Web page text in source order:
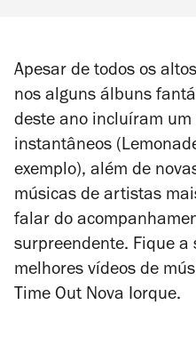
Apesar de todos os
nos alguns álbuns
deste ano incluíram
instantâneos (
exemplo), além de
músicas de artistas
falar do
surpreendente. Fique
melhores vídeos de
Time Out Nova Iorque.